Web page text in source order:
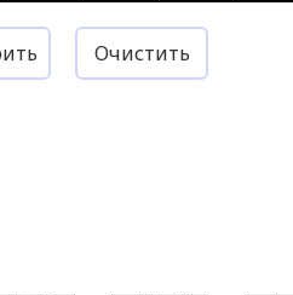
Очистить